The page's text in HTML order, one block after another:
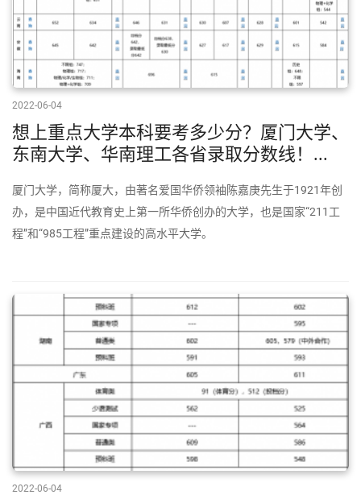
2022-06-04
想上重点大学本科要考多少分？厦门大学、
东南大学、华南理工各省录取分数线！...
厦门大学，简称厦大，由著名爱国华侨领袖陈嘉庚先生于1921年创
办，是中国近代教育史上第一所华侨创办的大学，也是国家“211工
程”和“985工程”重点建设的高水平大学。
2022-06-04